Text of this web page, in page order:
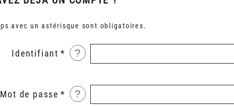
avec un astérisque sont obligatoires.
Identifiant ?
Mot de passe ?